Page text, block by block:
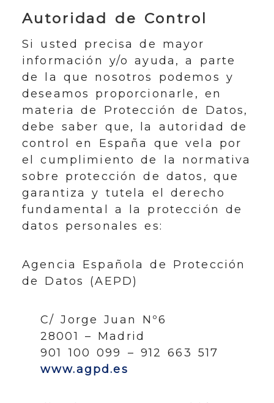
Autoridad de Control
Si usted precisa de mayor
información y/o ayuda, a parte
de la que nosotros podemos y
deseamos proporcionarle, en
materia de Protección de Datos,
debe saber que, la autoridad de
control en España que vela por
el cumplimiento de la normativa
sobre protección de datos, que
garantiza y tutela el derecho
fundamental a la protección de
datos personales es:
Agencia Española de Protección
de Datos (AEPD)
C/ Jorge Juan Nº6
28001 – Madrid
901 100 099 – 912 663 517
www.agpd.es